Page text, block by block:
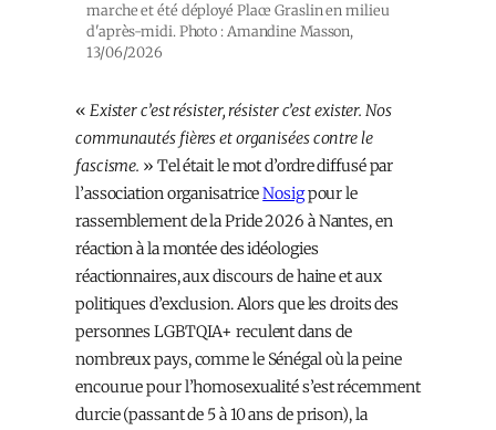
marche et été déployé Place Graslin en milieu
d'après-midi. Photo : Amandine Masson,
13/06/2026
« Exister c’est résister, résister c’est exister. Nos
communautés fières et organisées contre le
fascisme. » Tel était le mot d’ordre diffusé par
l’association organisatriceNosigpour le
rassemblement de la Pride 2026 à Nantes, en
réaction à la montée des idéologies
réactionnaires, aux discours de haine et aux
politiques d’exclusion. Alors que les droits des
personnes LGBTQIA+ reculent dans de
nombreux pays, comme le Sénégal où la peine
encourue pour l’homosexualité s’est récemment
durcie (passant de 5 à 10 ans de prison), la